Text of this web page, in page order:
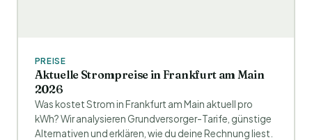
PREISE
Aktuelle Strompreise in Frankfurt am Main
2026
Was kostet Strom in Frankfurt am Main aktuell pro
kWh? Wir analysieren Grundversorger-Tarife, günstige
Alternativen und erklären, wie du deine Rechnung liest.